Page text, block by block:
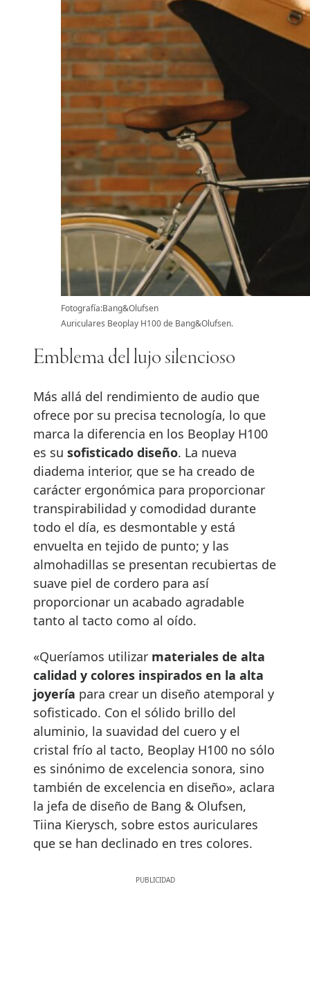
Fotografía:Bang&Olufsen
Auriculares Beoplay H100 de Bang&Olufsen.
Emblema del lujo silencioso
Más allá del rendimiento de audio que
ofrece por su precisa tecnología, lo que
marca la diferencia en los Beoplay H100
es su sofisticado diseño. La nueva
diadema interior, que se ha creado de
carácter ergonómica para proporcionar
transpirabilidad y comodidad durante
todo el día, es desmontable y está
envuelta en tejido de punto; y las
almohadillas se presentan recubiertas de
suave piel de cordero para así
proporcionar un acabado agradable
tanto al tacto como al oído.
«Queríamos utilizar materiales de alta
calidad y colores inspirados en la alta
joyería para crear un diseño atemporal y
sofisticado. Con el sólido brillo del
aluminio, la suavidad del cuero y el
cristal frío al tacto, Beoplay H100 no sólo
es sinónimo de excelencia sonora, sino
también de excelencia en diseño», aclara
la jefa de diseño de Bang & Olufsen,
Tiina Kierysch, sobre estos auriculares
que se han declinado en tres colores.